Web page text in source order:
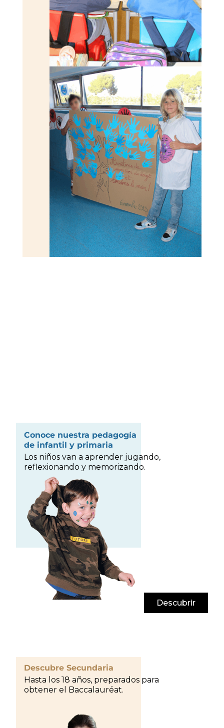
Conoce nuestra pedagogía
de infantil y primaria
Los niños van a aprender jugando,
reflexionando y memorizando.
Descubrir
Descubre Secundaria
Hasta los 18 años, preparados para
obtener el Baccalauréat.